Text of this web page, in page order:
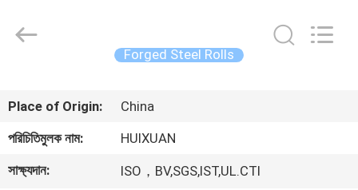
পণ্য
ENERGY
EQUIPMENT
Forged Steel Rolls
Place of Origin:
China
পরিচিতিমুলক নাম:
HUIXUAN
সাক্ষ্যদান:
ISO，BV,SGS,IST,UL.CTI